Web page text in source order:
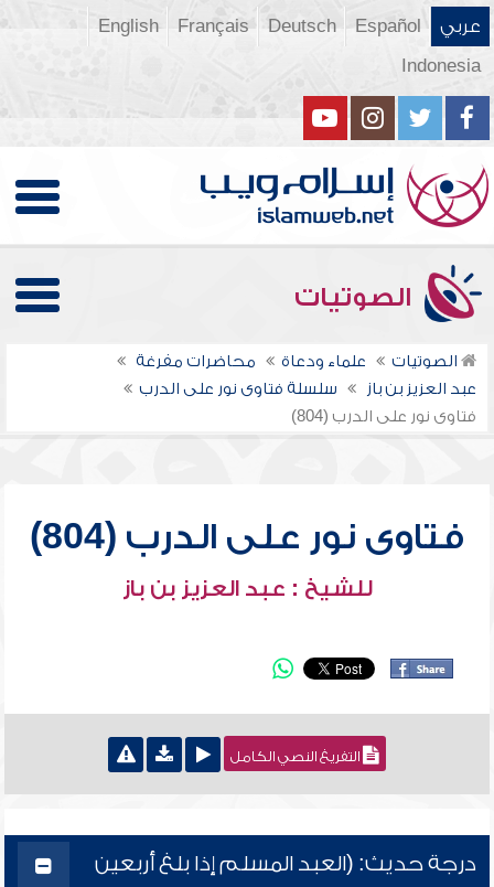
عربي Español
Deutsch
Français
English
Indonesia
الصوتيات
الصوتيات علماء ودعاة
محاضرات مفرغة
عبد العزيز بن باز
سلسلة فتاوى نور على الدرب
فتاوى نور على الدرب (804)
فتاوى نور على الدرب (804)
للشيخ : عبد العزيز بن باز
التفريغ النصي الكامل
درجة حديث: (العبد المسلم إذا بلغ أربعين